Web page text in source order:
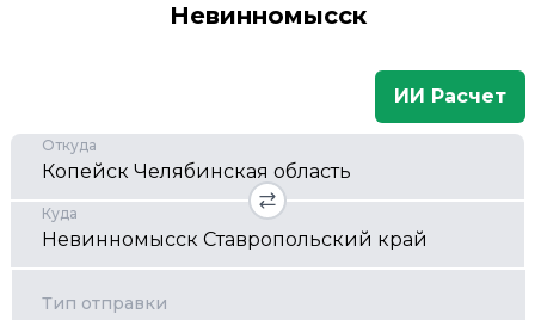
Невинномысск
ИИ Расчет
Откуда
Куда
Тип отправки